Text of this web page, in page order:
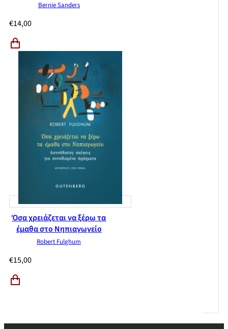
Bernie Sanders
€14,00
Όσα χρειάζεται να ξέρω τα
έμαθα στο Νηπιαγωγείο
Robert Fulghum
€15,00